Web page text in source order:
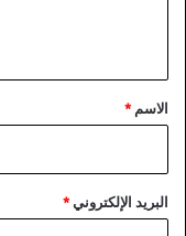
*
الاسم *
البريد الإلكتروني*